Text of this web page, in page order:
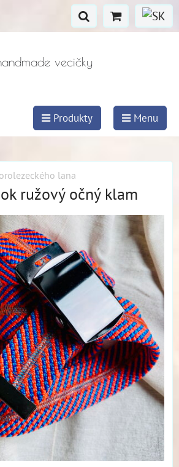
vecičky
Produkty Menu
lana
ružový očný klam